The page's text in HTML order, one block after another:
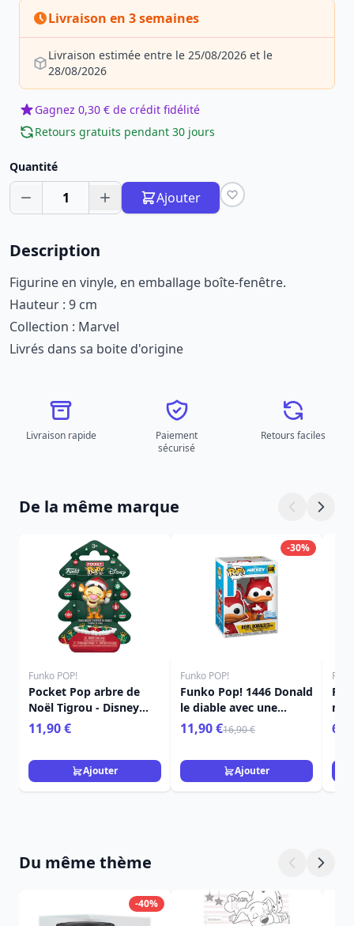
Livraison en 3 semaines
Livraison estimée entre le 25/08/2026 et le
28/08/2026
Gagnez 0,30 € de crédit fidélité
Retours gratuits pendant 30 jours
Quantité
1 Ajouter
Description
Figurine en vinyle, en emballage boîte-fenêtre.
Hauteur : 9 cm
Collection : Marvel
Livrés dans sa boite d'origine
Livraison rapide
Paiement
sécurisé
Retours faciles
De la même marque
Funko POP!
Pocket Pop arbre de
Noël Tigrou - Disney
Winnie L'ourson
11,90 €
Ajouter
-30%
Funko POP!
Funko Pop! 1446 Donald
le diable avec une
citrouille - Disney
11,90 €16,90 €
Ajouter
Du même thème
-40%